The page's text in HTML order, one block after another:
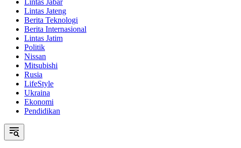
Lintas Jabar
Lintas Jateng
Berita Teknologi
Berita Internasional
Lintas Jatim
Politik
Nissan
Mitsubishi
Rusia
LifeStyle
Ukraina
Ekonomi
Pendidikan